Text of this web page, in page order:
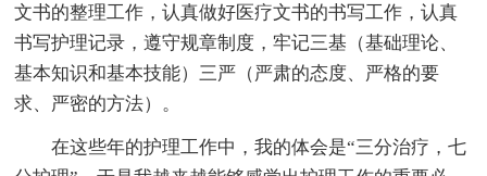
文书的整理工作，认真做好医疗文书的书写工作，认真
书写护理记录，遵守规章制度，牢记三基（基础理论、
基本知识和基本技能）三严（严肃的态度、严格的要
求、严密的方法）。
在这些年的护理工作中，我的体会是“三分治疗，七